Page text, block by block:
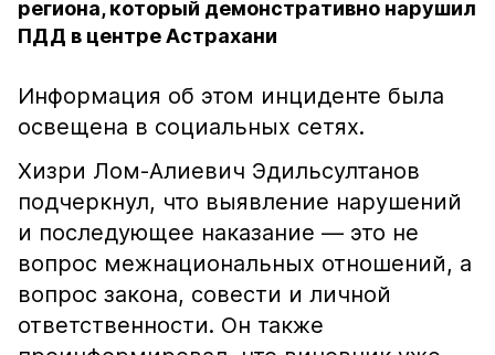
региона, который демонстративно нарушил
ПДД в центре Астрахани
Информация об этом инциденте была
освещена в социальных сетях.
Хизри Лом-Алиевич Эдильсултанов
подчеркнул, что выявление нарушений
и последующее наказание — это не
вопрос межнациональных отношений, а
вопрос закона, совести и личной
ответственности. Он также